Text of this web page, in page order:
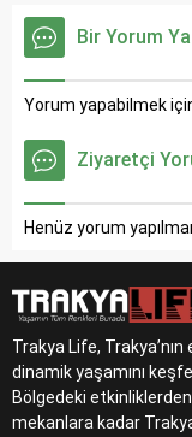
yükseldi. Ay-yıldızlılar,
finalde Slovakya-
Bir Yorum
Yorum yapabilmek
Ziyaretçi
Henüz yorum
Trakya Life,
dinamik yaşamını
Bölgedeki
mekanlara kadar